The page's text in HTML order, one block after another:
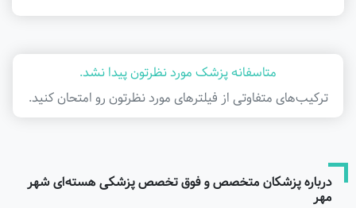
متاسفانه پزشک مورد نظرتون پیدا نشد.
ترکیب‌های متفاوتی از فیلتر‌های مورد نظرتون رو امتحان کنید.
درباره پزشکان متخصص و فوق تخصص پزشکی هسته‌ای شهر
مهر